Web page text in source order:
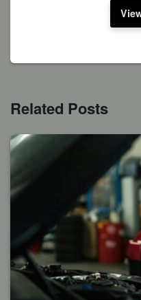
Related Posts